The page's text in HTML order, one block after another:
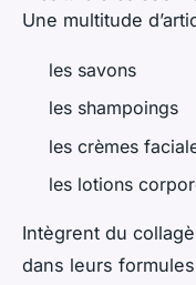
Une multitude
les savons
les shampoings
les crèmes
les lotions
Intègrent du
dans leurs